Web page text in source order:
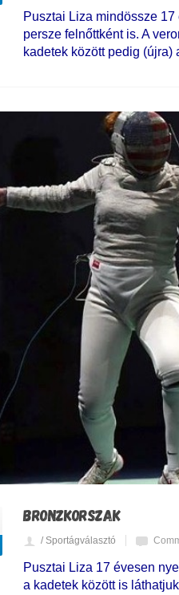
Pusztai Liza mindössze
persze felnőttként is. A
kadetek között pedig (újra)
BRONZKORSZAK
/ Sportágválasztó
Pusztai Liza 17 évesen
a kadetek között is